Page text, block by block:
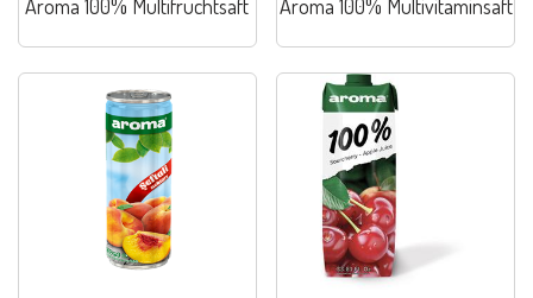
Aroma 100% Multifruchtsaft Aroma 100% Multivitaminsaft